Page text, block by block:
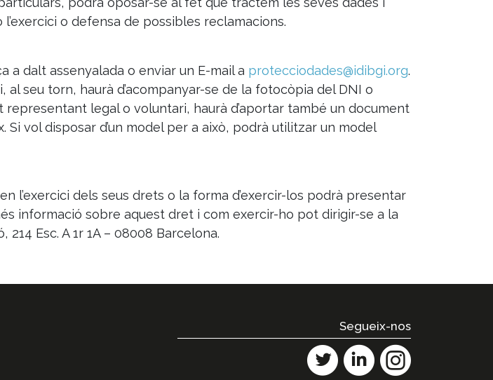
o defensa de possibles reclamacions.
a dalt assenyalada o enviar un E-mail a protecciodades@idibgi.org.
al seu torn, haurà d’acompanyar-se de la fotocòpia del DNI o
legal o voluntari, haurà d’aportar també un document
vol disposar d’un model per a això, podrà utilitzar un model
l’exercici dels seus drets o la forma d’exercir-los podrà presentar
informació sobre aquest dret i com exercir-ho pot dirigir-se a la
Esc. A 1r 1A – 08008 Barcelona.
Segueix-nos
Twitter Linkedin